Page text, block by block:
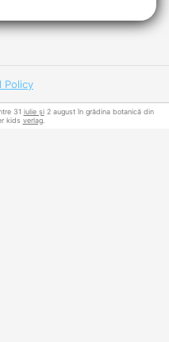
Policy
31 iulie și2 august în grădina botanică din
kids verlag.